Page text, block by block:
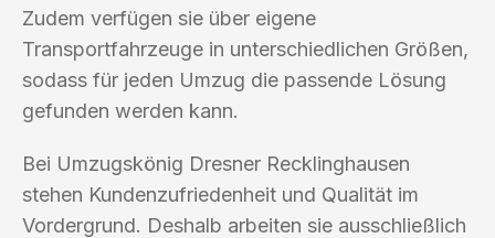
Zudem verfügen sie über eigene
Transportfahrzeuge in unterschiedlichen Größen,
sodass für jeden Umzug die passende Lösung
gefunden werden kann.
Bei Umzugskönig Dresner Recklinghausen
stehen Kundenzufriedenheit und Qualität im
Vordergrund. Deshalb arbeiten sie ausschließlich